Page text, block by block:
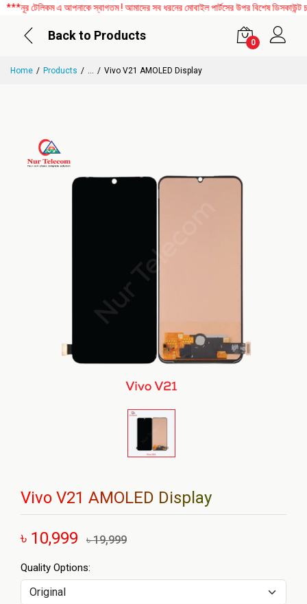
টেলিকম এ আপনাকে স্বাগতম ! আমাদের সব ধরনের মোবাইল পার্টসের উপর বিশেষ ডিসকাউন্ট
Back to Products
0
Home Products ... Vivo V21 AMOLED Display
Vivo V21 AMOLED Display
৳ 10,999 ৳ 19,999
Quality Options: